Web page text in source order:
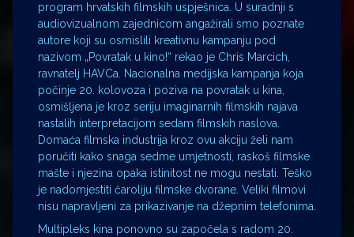
program hrvatskih filmskih uspješnica. U suradnji s
audiovizualnom zajednicom angažirali smo poznate
autore koji su osmislili kreativnu kampanju pod
nazivom „Povratak u kino!“ rekao je Chris Marcich,
ravnatelj HAVCa. Nacionalna medijska kampanja koja
počinje 20. kolovoza i poziva na povratak u kina,
osmišljena je kroz seriju imaginarnih filmskih najava
nastalih interpretacijom sedam filmskih naslova.
Domaća filmska industrija kroz ovu akciju želi nam
poručiti kako snaga sedme umjetnosti, raskoš filmske
mašte i njezina opaka istinitost ne mogu nestati. Teško
je nadomjestiti čaroliju filmske dvorane. Veliki filmovi
nisu napravljeni za prikazivanje na džepnim telefonima.
Multipleks kina ponovno su započela s radom 20.